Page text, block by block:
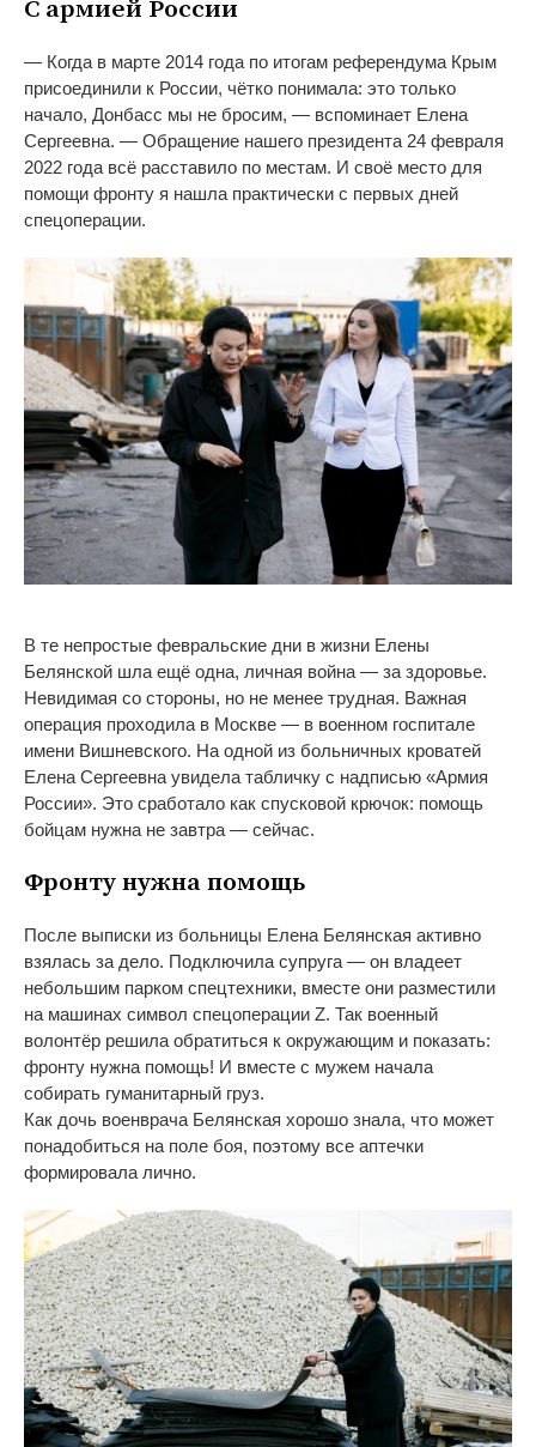
С армией России
— Когда в марте 2014 года по итогам референдума Крым
присоединили к России, чётко понимала: это только
начало, Донбасс мы не бросим, — вспоминает Елена
Сергеевна. — Обращение нашего президента 24 февраля
2022 года всё расставило по местам. И своё место для
помощи фронту я нашла практически с первых дней
спецоперации.
В те непростые февральские дни в жизни Елены
Белянской шла ещё одна, личная война — за здоровье.
Невидимая со стороны, но не менее трудная. Важная
операция проходила в Москве — в военном госпитале
имени Вишневского. На одной из больничных кроватей
Елена Сергеевна увидела табличку с надписью «Армия
России». Это сработало как спусковой крючок: помощь
бойцам нужна не завтра — сейчас.
Фронту нужна помощь
После выписки из больницы Елена Белянская активно
взялась за дело. Подключила супруга — он владеет
небольшим парком спецтехники, вместе они разместили
на машинах символ спецоперации Z. Так военный
волонтёр решила обратиться к окружающим и показать:
фронту нужна помощь! И вместе с мужем начала
собирать гуманитарный груз.
Как дочь военврача Белянская хорошо знала, что может
понадобиться на поле боя, поэтому все аптечки
формировала лично.